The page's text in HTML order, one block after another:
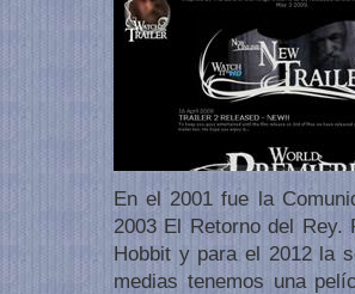
En el 2001 fue la
2003 El Retorno del Rey.
Hobbit y para el 2012 la
medias tenemos una